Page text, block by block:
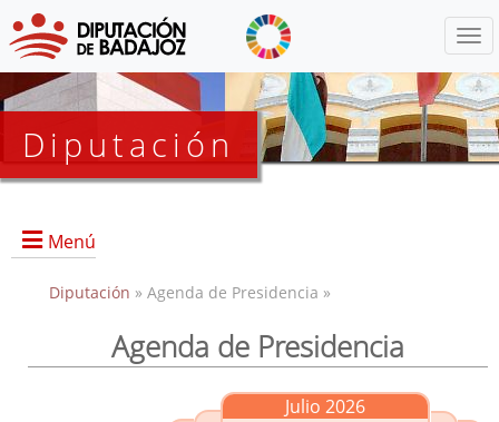
Diputación
Menú
Presidencia
Diputación » Agenda de Presidencia »
Agenda de Presidencia
Julio 2026